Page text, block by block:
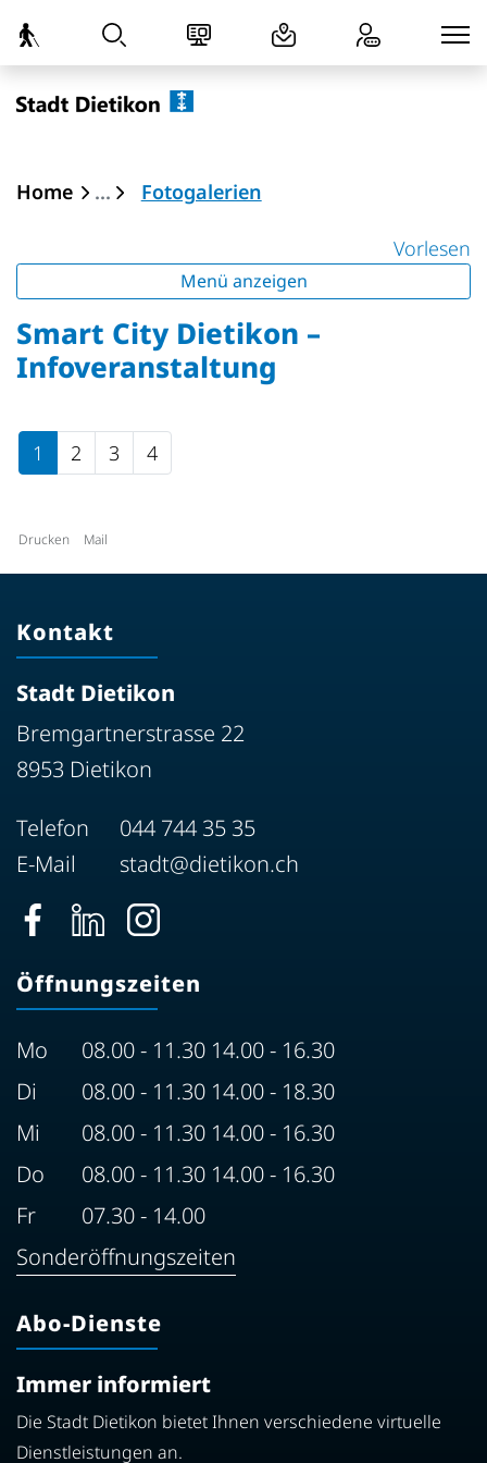
zur Startseite
Direkt zur Hauptnavigation
Direkt zum Inhalt
Direkt zur Suche
Direkt zum Stichwortverzeichnis
Dietikon
Home Fotogalerien(ausgewählt)
Vorlesen
Menü anzeigen
Smart City Dietikon –
Infoveranstaltung
1 2 3 4
Drucken Mail
Kontakt
Stadt Dietikon
Bremgartnerstrasse 22
8953 Dietikon
Telefon
044 744 35 35
E-Mail
stadt@dietikon.ch
Öffnungszeiten
Mo
08.00 - 11.30 14.00 - 16.30
Di
08.00 - 11.30 14.00 - 18.30
Mi
08.00 - 11.30 14.00 - 16.30
Do
08.00 - 11.30 14.00 - 16.30
Fr
07.30 - 14.00
Sonderöffnungszeiten
Abo-Dienste
Immer informiert
Die Stadt Dietikon bietet Ihnen verschiedene virtuelle
Dienstleistungen an.